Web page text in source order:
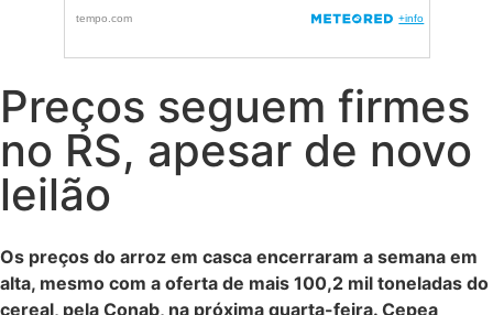
Preços seguem firmes
no RS, apesar de novo
leilão
Os preços do arroz em casca encerraram a semana em
alta, mesmo com a oferta de mais 100,2 mil toneladas do
cereal, pela Conab, na próxima quarta-feira. Cepea